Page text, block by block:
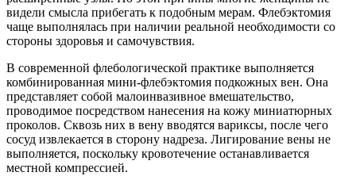
видели смысла прибегать к подобным мерам. Флебэктомия
чаще выполнялась при наличии реальной необходимости со
стороны здоровья и самочувствия.
В современной флебологической практике выполняется
комбинированная мини-флебэктомия подкожных вен. Она
представляет собой малоинвазивное вмешательство,
проводимое посредством нанесения на кожу миниатюрных
проколов. Сквозь них в вену вводятся вариксы, после чего
сосуд извлекается в сторону надреза. Лигирование вены не
выполняется, поскольку кровотечение останавливается
местной компрессией.